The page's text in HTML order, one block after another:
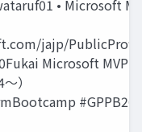
• Microsoft
jajp/
Microsoft MVP
）